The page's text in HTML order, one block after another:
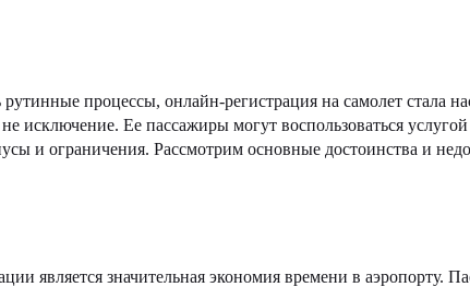
процессы, онлайн-регистрация на самолет стала
исключение. Ее пассажиры могут воспользоваться
и ограничения. Рассмотрим основные достоинства и
является значительная экономия времени в аэропорту.